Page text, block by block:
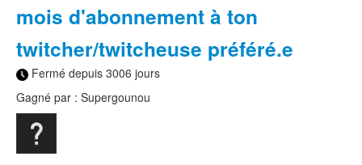
mois d'abonnement à ton
twitcher/twitcheuse préféré.e
Fermé depuis 3006 jours
Gagné par : Supergounou